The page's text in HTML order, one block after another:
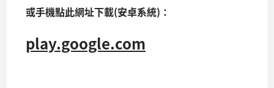
或手機點此網址下載(安卓系統)：
play.google.com